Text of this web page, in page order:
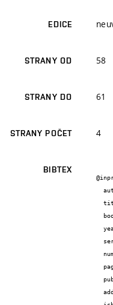
EDICE
STRANY OD 58
STRANY DO 61
STRANY POČET 4
BIBTEX